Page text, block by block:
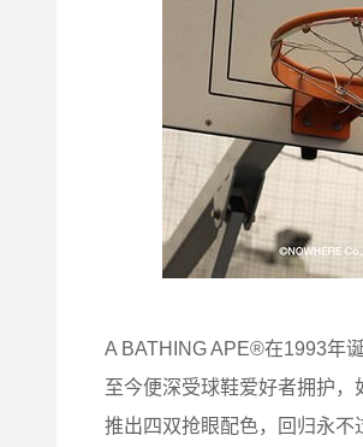
A BATHING APE®在1993年
至今便深受球鞋爱好者拥护
推出四双抢眼配色，回归永不